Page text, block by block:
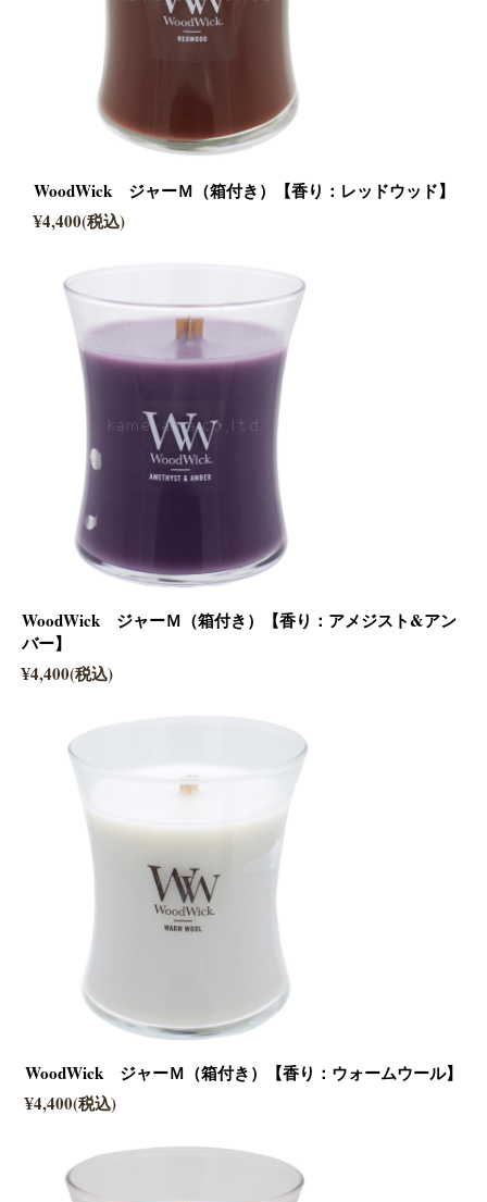
WoodWick ジャーＭ（箱付き）【香り：レッドウッド】
¥4,400(税込)
WoodWick ジャーＭ（箱付き）【香り：アメジスト&アン
バー】
¥4,400(税込)
WoodWick ジャーＭ（箱付き）【香り：ウォームウール】
¥4,400(税込)